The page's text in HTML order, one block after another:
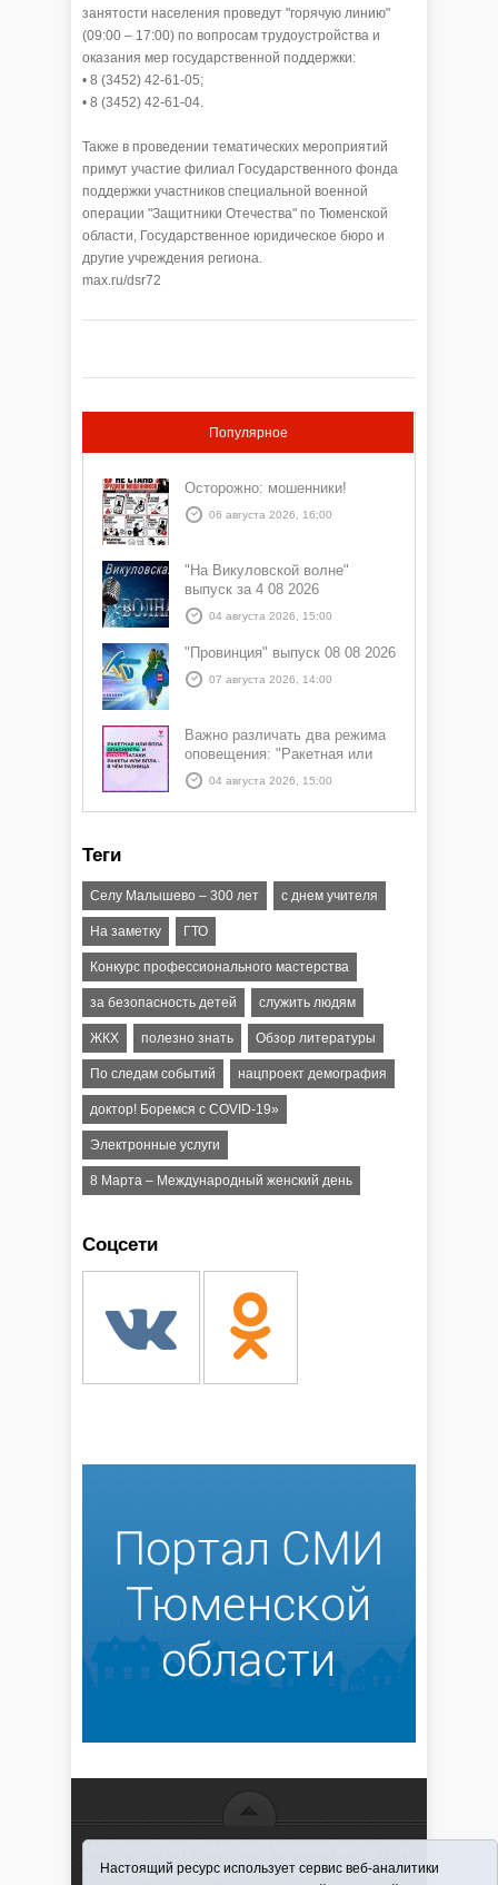
занятости населения проведут "горячую линию"
(09:00 – 17:00) по вопросам трудоустройства и
оказания мер государственной поддержки:
• 8 (3452) 42-61-05;
• 8 (3452) 42-61-04.
Также в проведении тематических мероприятий
примут участие филиал Государственного фонда
поддержки участников специальной военной
операции "Защитники Отечества" по Тюменской
области, Государственное юридическое бюро и
другие учреждения региона.
max.ru/dsr72
Популярное
Осторожно: мошенники!
06 августа 2026, 16:00
"На Викуловской волне"
выпуск за 4 08 2026
04 августа 2026, 15:00
"Провинция" выпуск 08 08 2026
07 августа 2026, 14:00
Важно различать два режима
оповещения: "Ракетная или
БПЛА опасность" и "Угроза
атаки ракеты или БПЛА"
04 августа 2026, 15:00
Теги
Селу Малышево – 300 лет с днем учителя
На заметку ГТО
Конкурс профессионального мастерства
за безопасность детей служить людям
ЖКХ полезно знать Обзор литературы
По следам событий нацпроект демография
доктор! Боремся с COVID-19»
Электронные услуги
8 Марта – Международный женский день
Соцсети
использовании материалов ссылка обязательна
Настоящий ресурс использует сервис веб-аналитики